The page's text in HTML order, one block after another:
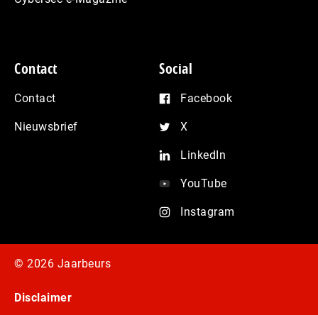
Contact
Contact
Nieuwsbrief
Social
Facebook
X
LinkedIn
YouTube
Instagram
© 2026 Jaarbeurs
Disclaimer